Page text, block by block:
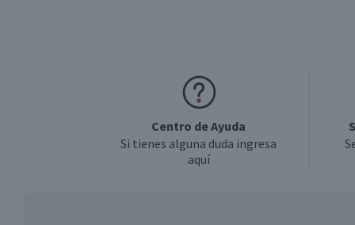
Centro de Ayuda
Si tienes alguna duda ingresa
aquí